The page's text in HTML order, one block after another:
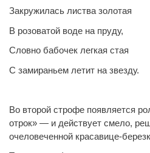
Закружилась листва золотая
В розоватой воде на пруду,
Словно бабочек легкая стая
С замираньем летит на звезду.
Во второй строфе появляется
отрок» — и действует смело,
очеловеченной красавице-